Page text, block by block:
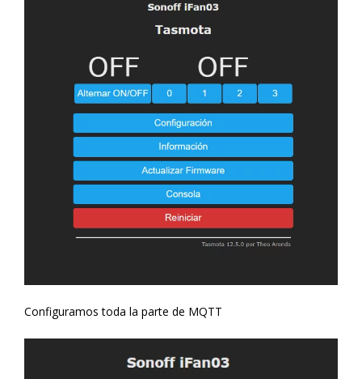
Configuramos toda la parte de MQTT